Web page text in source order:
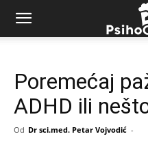
Poremećaj
ADHD ili
Od Dr sci.med. Petar Vojvodić -